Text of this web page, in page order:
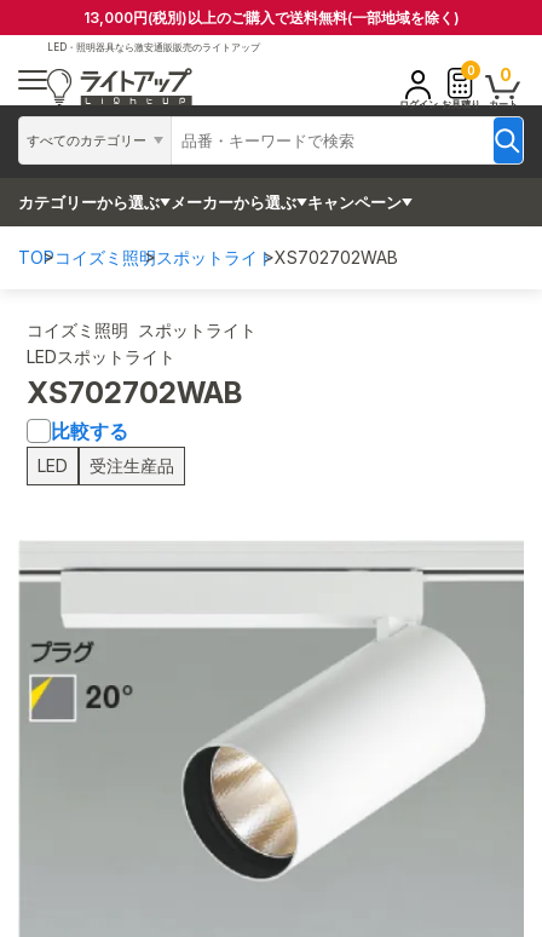
13,000円(税別)以上のご購入で送料無料(一部地域を除く)
LED・照明器具なら激安通販販売のライトアップ
すべてのカテゴリー
ログイン
0
お見積り
0
カート
カテゴリーから選ぶ メーカーから選ぶ キャンペーン
TOPコイズミ照明スポットライトXS702702WAB
コイズミ照明 スポットライト
LEDスポットライト
XS702702WAB
比較する
LED 受注生産品